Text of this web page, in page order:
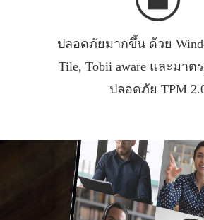
ปลอดภัยมากขึ้น ด้วย
Tile, Tobii aware และมาต
ปลอดภัย TPM